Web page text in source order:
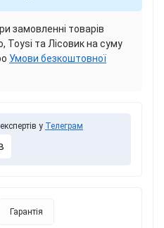
Гарантія
замовленні товарів
Toysi та Лісовик на суму
Умови безкоштовної
у Телеграм